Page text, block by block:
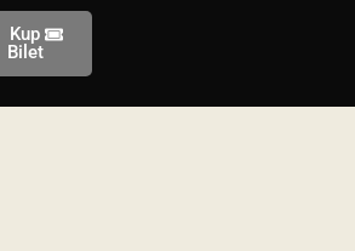
Kup
Bilet